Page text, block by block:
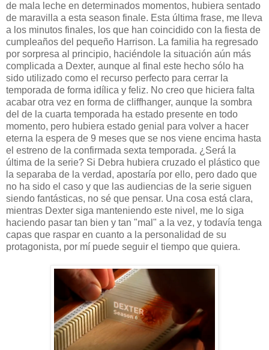
de mala leche en determinados momentos, hubiera sentado
de maravilla a esta season finale. Esta última frase, me lleva
a los minutos finales, los que han coincidido con la fiesta de
cumpleaños del pequeño Harrison. La familia ha regresado
por sorpresa al principio, haciéndole la situación aún más
complicada a Dexter, aunque al final este hecho sólo ha
sido utilizado como el recurso perfecto para cerrar la
temporada de forma idílica y feliz. No creo que hiciera falta
acabar otra vez en forma de cliffhanger, aunque la sombra
del de la cuarta temporada ha estado presente en todo
momento, pero hubiera estado genial para volver a hacer
eterna la espera de 9 meses que se nos viene encima hasta
el estreno de la confirmada sexta temporada. ¿Será la
última de la serie? Si Debra hubiera cruzado el plástico que
la separaba de la verdad, apostaría por ello, pero dado que
no ha sido el caso y que las audiencias de la serie siguen
siendo fantásticas, no sé que pensar. Una cosa está clara,
mientras Dexter siga manteniendo este nivel, me lo siga
haciendo pasar tan bien y tan "mal" a la vez, y todavía tenga
capas que raspar en cuanto a la personalidad de su
protagonista, por mí puede seguir el tiempo que quiera.